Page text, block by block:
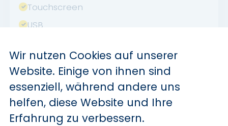
Touchscreen
USB
Sommerreifen
Stahlfelgen
Abstandswarner
Apple CarPlay
Wir nutzen Cookies auf unserer
Website. Einige von ihnen sind
essenziell, während andere uns
helfen, diese Website und Ihre
Erfahrung zu verbessern.